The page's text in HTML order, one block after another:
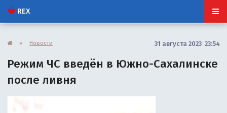
REX
» Новости 31 августа 2023 23:54
Режим ЧС введён в Южно-Сахалинске
после ливня